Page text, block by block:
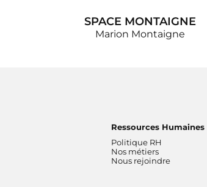
SPACE MONTAIGNE
Marion Montaigne
Ressources Humaines
Politique RH
Nos métiers
Nous rejoindre